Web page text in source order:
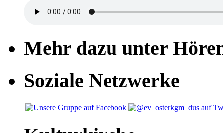
Mehr dazu unter
Soziale Netzwerke